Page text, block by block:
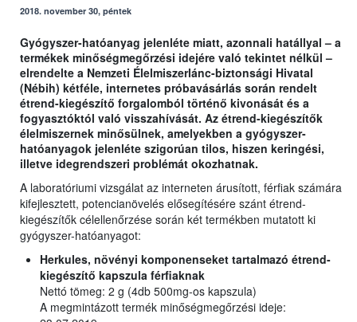
2018. november 30, péntek
Gyógyszer-hatóanyag jelenléte miatt, azonnali hatállyal – a
termékek minőségmegőrzési idejére való tekintet nélkül –
elrendelte a Nemzeti Élelmiszerlánc-biztonsági Hivatal
(Nébih) kétféle, internetes próbavásárlás során rendelt
étrend-kiegészítő forgalomból történő kivonását és a
fogyasztóktól való visszahívását. Az étrend-kiegészítők
élelmiszernek minősülnek, amelyekben a gyógyszer-
hatóanyagok jelenléte szigorúan tilos, hiszen keringési,
illetve idegrendszeri problémát okozhatnak.
A laboratóriumi vizsgálat az interneten árusított, férfiak számára
kifejlesztett, potencianövelés elősegítésére szánt étrend-
kiegészítők célellenőrzése során két termékben mutatott ki
gyógyszer-hatóanyagot:
Herkules, növényi komponenseket tartalmazó étrend-
kiegészítő kapszula férfiaknak
Nettó tömeg: 2 g (4db 500mg-os kapszula)
A megmintázott termék minőségmegőrzési ideje: